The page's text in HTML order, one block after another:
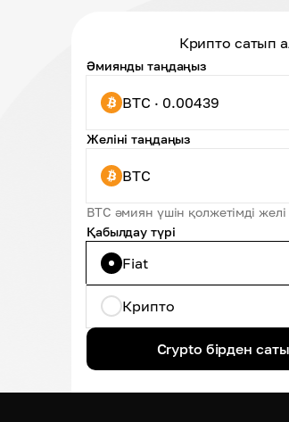
Крипто сатып
Әмиянды таңдаңыз
BTC · 0.00439
Желіні таңдаңыз
BTC
BTC әмиян үшін қолжетімді желі
Қабылдау түрі
Fiat
Крипто
Crypto бірден